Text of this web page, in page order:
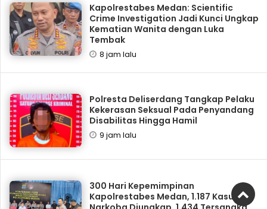
Kapolrestabes Medan: Scientific
Crime Investigation Jadi Kunci Ungkap
Kematian Wanita dengan Luka
Tembak
8 jam lalu
Polresta Deliserdang Tangkap Pelaku
Kekerasan Seksual Pada Penyandang
Disabilitas Hingga Hamil
9 jam lalu
300 Hari Kepemimpinan
Kapolrestabes Medan, 1.187 Kasus